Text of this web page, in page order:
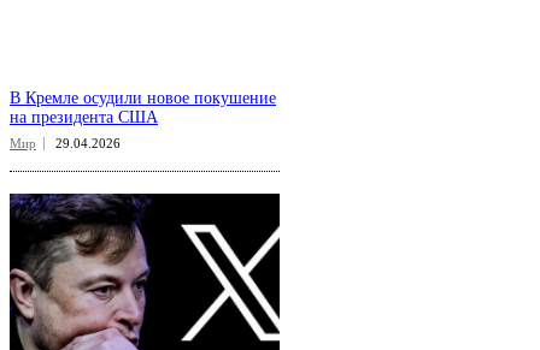
В Кремле осудили новое покушение
на президента США
Мир 29.04.2026